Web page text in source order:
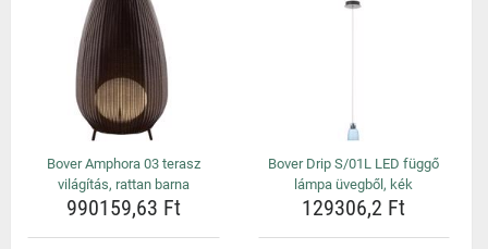
Bover Amphora 03 terasz
világítás, rattan barna
990159,63 Ft
Bover Drip S/01L LED függő
lámpa üvegből, kék
129306,2 Ft